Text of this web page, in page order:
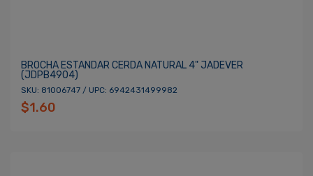
BROCHA ESTANDAR CERDA NATURAL 4" JADEVER
(JDPB4904)
SKU: 81006747 / UPC: 6942431499982
$1.60